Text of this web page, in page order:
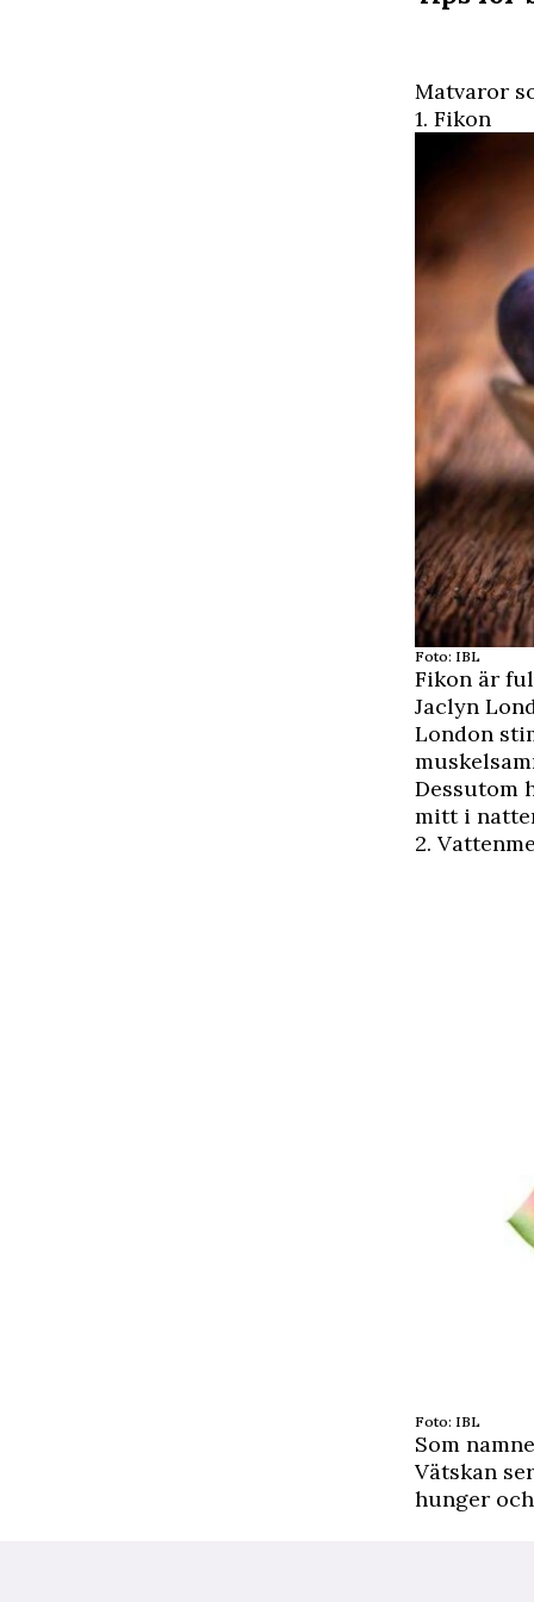
Matvaror
1. Fikon
Foto: IBL
Fikon är
Jaclyn
London
Dessutom
mitt i
2.
Foto: IBL
Som
Vätskan
hunger